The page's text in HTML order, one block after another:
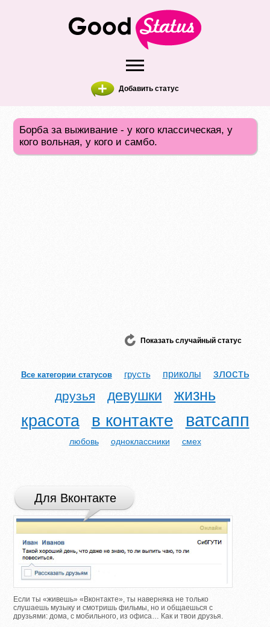
Добавить статус
Борба за выживание - у кого классическая, у
кого вольная, у кого и самбо.
Показать случайный статус
Все категории статусов грусть приколы злость
друзья девушки жизнь
красота в контакте ватсапп
любовь одноклассники смех
Для Вконтакте
Если ты «живешь» «Вконтакте», ты наверняка не только
слушаешь музыку и смотришь фильмы, но и общаешься с
друзьями: дома, с мобильного, из офиса… Как и твои друзья.